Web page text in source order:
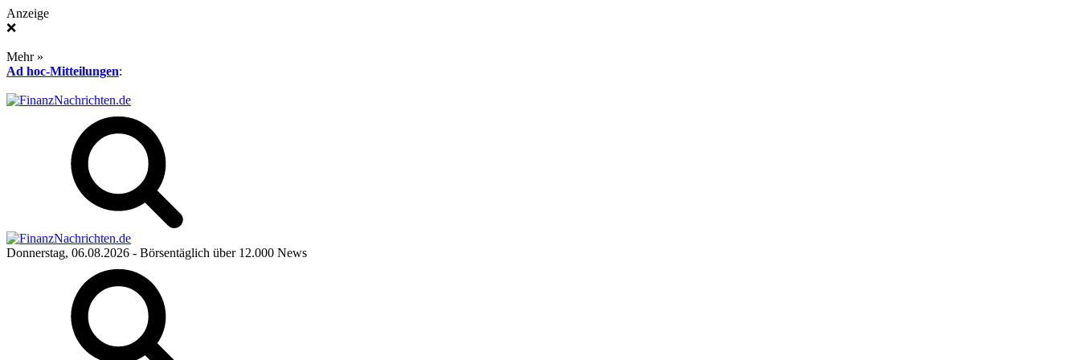
Anzeige
❌
Mehr »
Ad hoc-Mitteilungen:
Donnerstag, 06.08.2026 - Börsentäglich über 12.000 News